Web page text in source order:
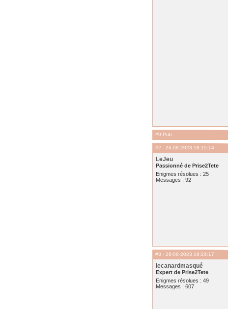
#0 Pub
#2 - 26-08-2023 18:15:14
LeJeu
Passionné de Prise2Tete
Enigmes résolues : 25
Messages : 92
#3 - 26-08-2023 19:24:17
lecanardmasqué
Expert de Prise2Tete
Enigmes résolues : 49
Messages : 607